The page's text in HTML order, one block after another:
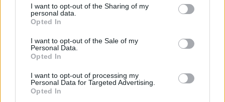
not limited to your visit or usage behaviour. You may click to
grant or deny consent to Google and its third-party tags to
use your data for below specified purposes in below Google
consent section.
I want to opt-out of the Sharing of my
personal data.
Opted In
I want to opt-out of the Sale of my
Personal Data.
Opted In
I want to opt-out of processing my
Personal Data for Targeted Advertising.
Opted In